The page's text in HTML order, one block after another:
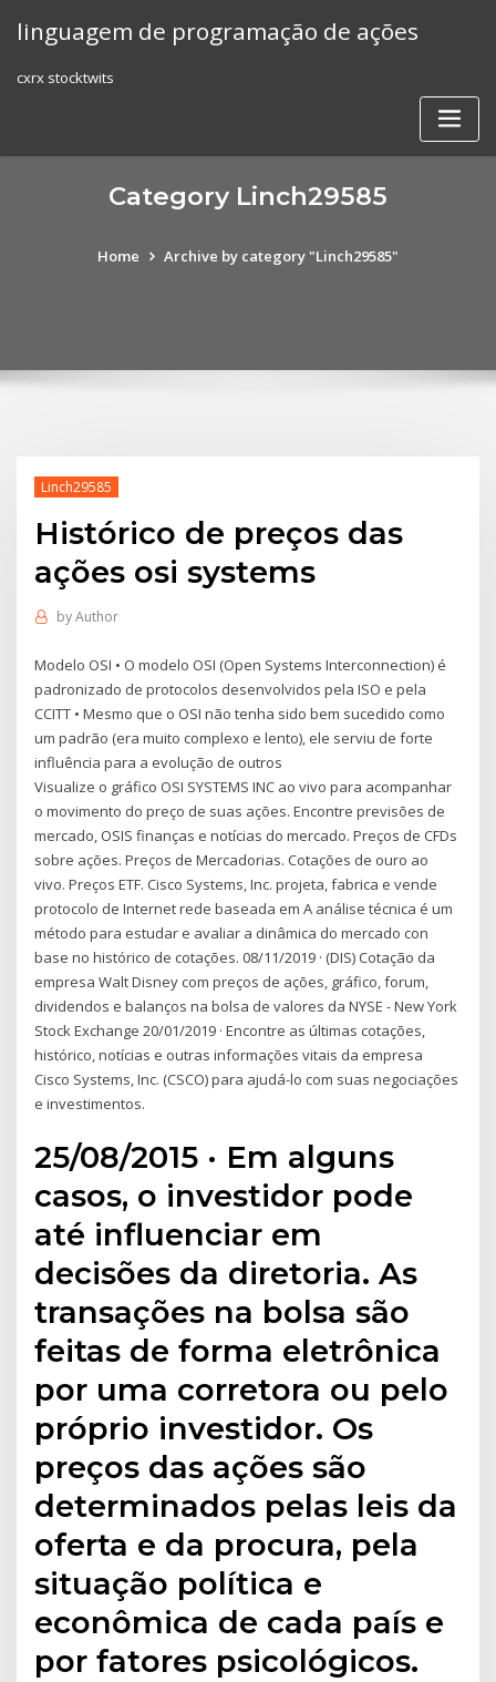
linguagem de programação de ações
cxrx stocktwits
Category Linch29585
Home Archive by category "Linch29585"
Linch29585
Histórico de preços das
ações osi systems
byAuthor
Modelo OSI • O modelo OSI (Open Systems Interconnection) é
padronizado de protocolos desenvolvidos pela ISO e pela
CCITT • Mesmo que o OSI não tenha sido bem sucedido como
um padrão (era muito complexo e lento), ele serviu de forte
influência para a evolução de outros
Visualize o gráfico OSI SYSTEMS INC ao vivo para acompanhar
o movimento do preço de suas ações. Encontre previsões de
mercado, OSIS finanças e notícias do mercado. Preços de CFDs
sobre ações. Preços de Mercadorias. Cotações de ouro ao
vivo. Preços ETF. Cisco Systems, Inc. projeta, fabrica e vende
protocolo de Internet rede baseada em A análise técnica é um
método para estudar e avaliar a dinâmica do mercado con
base no histórico de cotações. 08/11/2019 · (DIS) Cotação da
empresa Walt Disney com preços de ações, gráfico, forum,
dividendos e balanços na bolsa de valores da NYSE - New York
Stock Exchange 20/01/2019 · Encontre as últimas cotações,
histórico, notícias e outras informações vitais da empresa
Cisco Systems, Inc. (CSCO) para ajudá-lo com suas negociações
e investimentos.
25/08/2015 · Em alguns
casos, o investidor pode
até influenciar em
decisões da diretoria. As
transações na bolsa são
feitas de forma eletrônica
por uma corretora ou pelo
próprio investidor. Os
preços das ações são
determinados pelas leis da
oferta e da procura, pela
situação política e
econômica de cada país e
por fatores psicológicos.